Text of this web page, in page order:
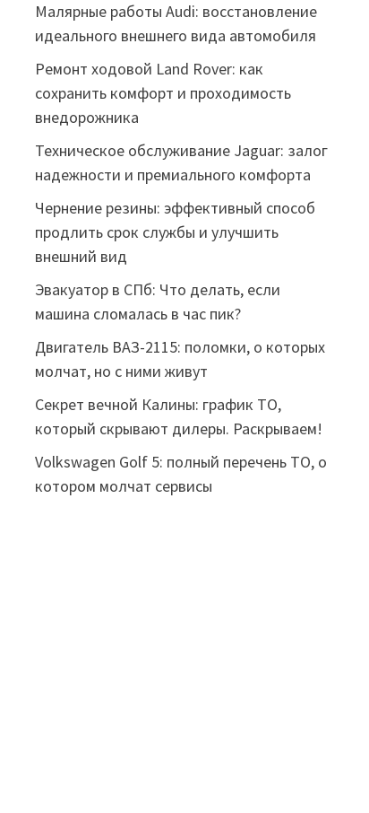
Малярные работы Audi: восстановление
идеального внешнего вида автомобиля
Ремонт ходовой Land Rover: как
сохранить комфорт и проходимость
внедорожника
Техническое обслуживание Jaguar: залог
надежности и премиального комфорта
Чернение резины: эффективный способ
продлить срок службы и улучшить
внешний вид
Эвакуатор в СПб: Что делать, если
машина сломалась в час пик?
Двигатель ВАЗ-2115: поломки, о которых
молчат, но с ними живут
Секрет вечной Калины: график ТО,
который скрывают дилеры. Раскрываем!
Volkswagen Golf 5: полный перечень ТО, о
котором молчат сервисы